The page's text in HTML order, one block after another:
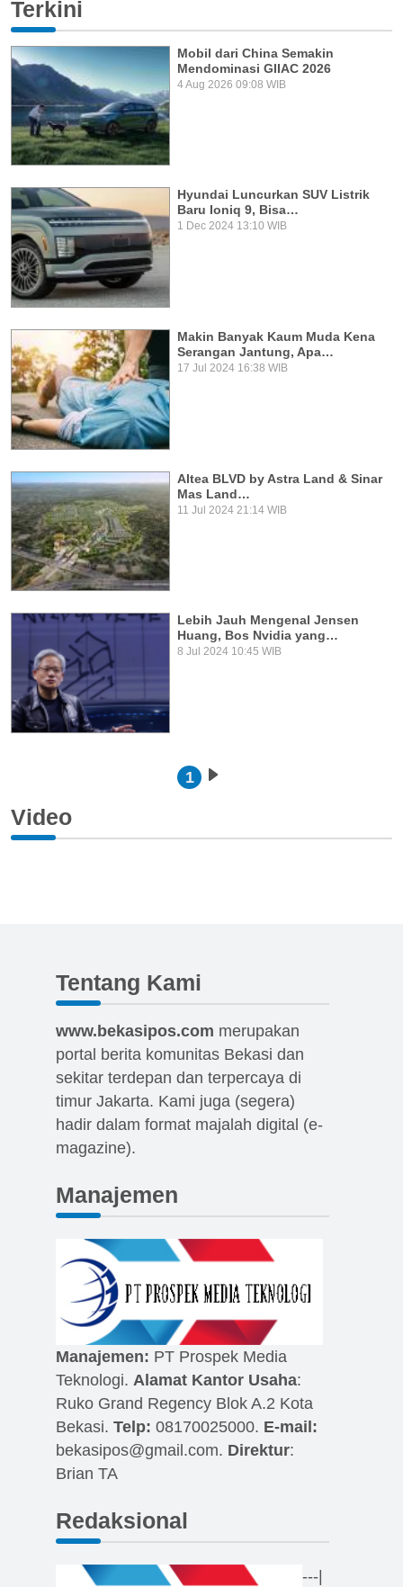
Terkini
Mobil dari China Semakin
Mendominasi GIIAC 2026
4 Aug 2026 09:08 WIB
Hyundai Luncurkan SUV Listrik
Baru Ioniq 9, Bisa…
1 Dec 2024 13:10 WIB
Makin Banyak Kaum Muda Kena
Serangan Jantung, Apa…
17 Jul 2024 16:38 WIB
Altea BLVD by Astra Land & Sinar
Mas Land…
11 Jul 2024 21:14 WIB
Lebih Jauh Mengenal Jensen
Huang, Bos Nvidia yang…
8 Jul 2024 10:45 WIB
1 Next page
Video
Tentang Kami
www.bekasipos.com merupakan
portal berita komunitas Bekasi dan
sekitar terdepan dan terpercaya di
timur Jakarta. Kami juga (segera)
hadir dalam format majalah digital (e-
magazine).
Manajemen
Manajemen: PT Prospek Media
Teknologi. Alamat Kantor Usaha:
Ruko Grand Regency Blok A.2 Kota
Bekasi. Telp: 08170025000. E-mail:
bekasipos@gmail.com. Direktur:
Brian TA
Redaksional
---|